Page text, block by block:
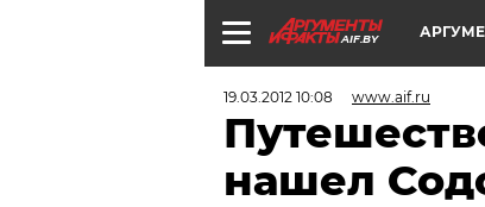
AIF.BY
19.03.2012 10:08 www.aif.ru
нашел